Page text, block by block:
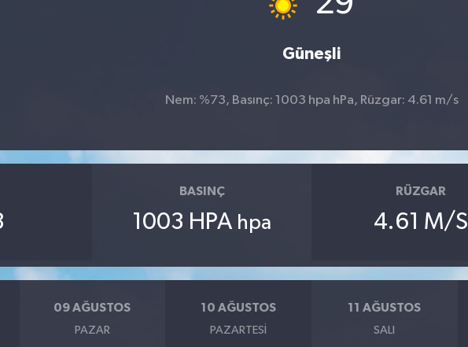
Güneşli
Nem: %73, Basınç: 1003 hpa hPa, Rüzgar: 4.61 m/s
BASINÇ
1003 HPA hpa
RÜZGAR
4.61 M/S
09 AĞUSTOS
PAZAR
10 AĞUSTOS
PAZARTESI
11 AĞUSTOS
SALI